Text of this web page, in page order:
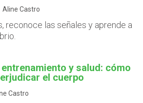
Aline Castro
reconoce las señales y aprende a
y salud: cómo
el cuerpo
Castro